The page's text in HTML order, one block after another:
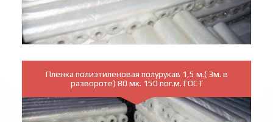
Пленка полиэтиленовая полурукав 1,5 м.( 3м. в
развороте) 80 мк. 150 пог.м. ГОСТ